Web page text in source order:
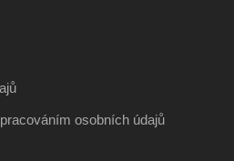
osobních údajů